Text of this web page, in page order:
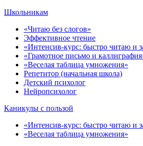
Школьникам
«Читаю без слогов»
Эффективное чтение
«Интенсив-курс: быстро читаю и
«Грамотное письмо и
«Веселая таблица умножения»
Репетитор (начальная школа)
Детский психолог
Нейропсихолог
Каникулы с пользой
«Интенсив-курс: быстро читаю и
«Веселая таблица умножения»